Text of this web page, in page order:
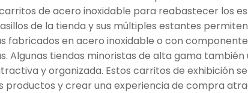
de acero inoxidable para reabastecer los
de la tienda y sus múltiples estantes
fabricados en acero inoxidable o con
Algunas tiendas minoristas de alta gama
y organizada. Estos carritos de exhibición
productos y crear una experiencia de compra